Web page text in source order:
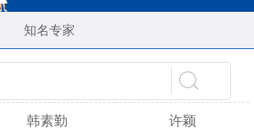
知名专家
吴晓桃
韩素勤 许颖